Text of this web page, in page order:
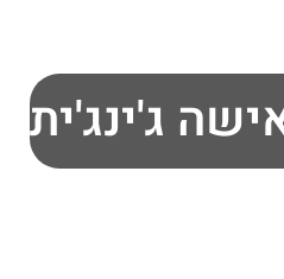
ג'ינג'ית